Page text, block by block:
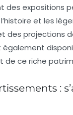
des expositions
et les
des projections
de ce riche
: